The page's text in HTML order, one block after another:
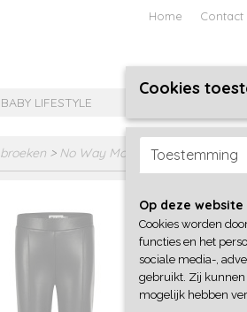
Home Contact
BABY LIFESTYLE
broeken > No Way Monday
€
✓
Cookies
Toestemming
Op deze
Cookies worden
functies en het
sociale media-,
gebruikt. Zij
mogelijk hebben